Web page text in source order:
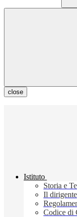
close
Istituto
Storia e
Il dirigente
Codice di